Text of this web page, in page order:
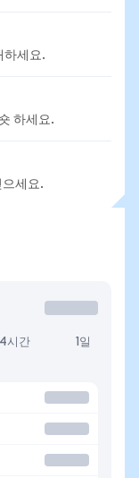
하세요.
하세요.
으세요.
4시간 1일